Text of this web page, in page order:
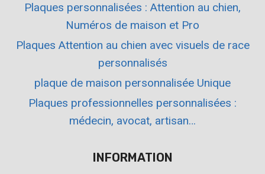
Plaques personnalisées : Attention au chien,
Numéros de maison et Pro
Plaques Attention au chien avec visuels de race
personnalisés
plaque de maison personnalisée Unique
Plaques professionnelles personnalisées :
médecin, avocat, artisan…
INFORMATION